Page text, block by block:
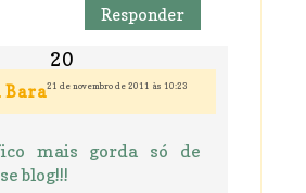
Responder
Bara21 de novembro de 2011 às 10:23
mais gorda só de
blog!!!